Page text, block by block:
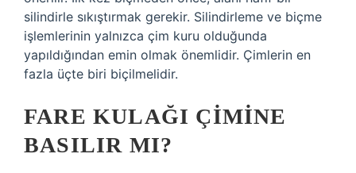
silindirle sıkıştırmak gerekir. Silindirleme ve biçme
işlemlerinin yalnızca çim kuru olduğunda
yapıldığından emin olmak önemlidir. Çimlerin en
fazla üçte biri biçilmelidir.
FARE KULAĞI ÇIMINE
BASILIR MI?